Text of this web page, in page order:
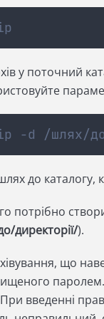
у поточний
-d /шлях/
до каталогу,
потрібно
директорії/).
що
введенні